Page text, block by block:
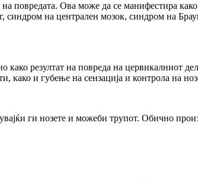
повредата. Ова може да се манифестира
на централен мозок, синдром на
како резултат на повреда на цервикалниот
како и губење на сензација и контрола на
ги нозете и можеби трупот. Обично